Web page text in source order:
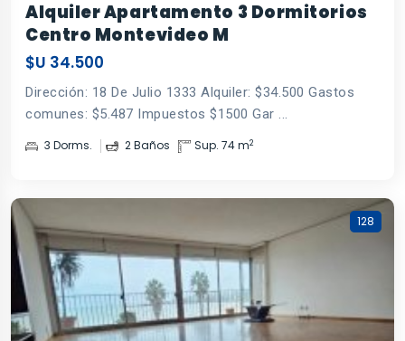
Alquiler Apartamento 3 Dormitorios
Centro Montevideo M
$U 34.500
Dirección: 18 De Julio 1333 Alquiler: $34.500 Gastos
comunes: $5.487 Impuestos $1500 Gar ...
3 Dorms. 2 Baños Sup. 74 m2
128